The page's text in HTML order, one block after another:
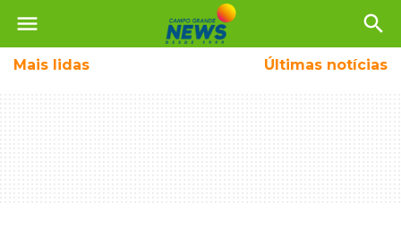
menu search
Mais lidas Últimas notícias